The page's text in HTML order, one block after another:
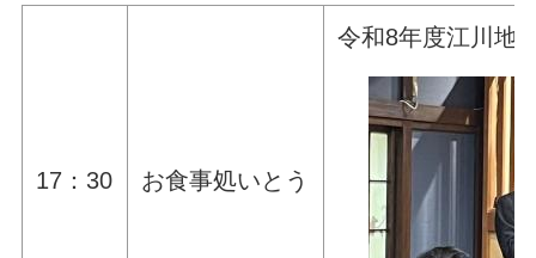
17：30 お食事処いとう
令和8年度江川地